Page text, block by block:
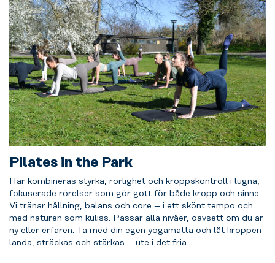
Pilates in the Park
Här kombineras styrka, rörlighet och kroppskontroll i lugna,
fokuserade rörelser som gör gott för både kropp och sinne.
Vi tränar hållning, balans och core – i ett skönt tempo och
med naturen som kuliss. Passar alla nivåer, oavsett om du är
ny eller erfaren. Ta med din egen yogamatta och låt kroppen
landa, sträckas och stärkas – ute i det fria.